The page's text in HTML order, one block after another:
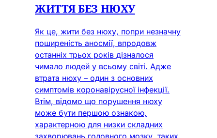
ЖИТТЯ БЕЗ НЮХУ
Як це, жити без нюху, попри незначну
поширеність аносмії, впродовж
останніх трьох років дізналося
чимало людей у всьому світі. Адже
втрата нюху – один з основних
симптомів коронавірусної інфекції.
Втім, відомо що порушення нюху
може бути першою ознакою,
характерною для низки складних
захворювань головного мозку, таких,